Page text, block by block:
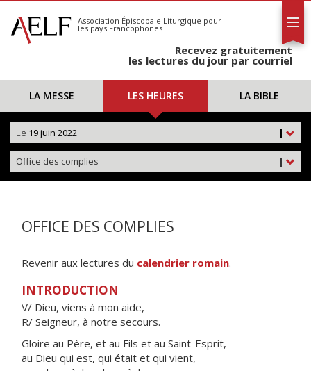
S'abonner
Calendrier
Association Épiscopale Liturgique pour
les pays Francophones
Recevez gratuitement
les lectures du jour par courriel
LA MESSE LES HEURES LA BIBLE
|
Le 19 juin 2022
|
Office des complies
OFFICE DES COMPLIES
Revenir aux lectures du calendrier romain.
INTRODUCTION
V/ Dieu, viens à mon aide,
R/ Seigneur, à notre secours.
Gloire au Père, et au Fils et au Saint-Esprit,
au Dieu qui est, qui était et qui vient,